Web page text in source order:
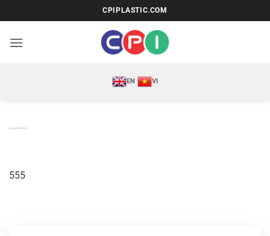
qua
nội
CPIPLASTIC.COM
EN VI
555